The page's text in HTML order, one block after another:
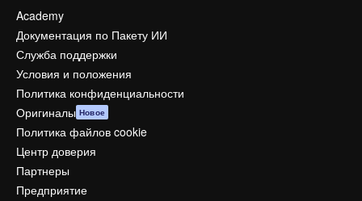
Academy
Документация по Пакету ИИ
Служба поддержки
Условия и положения
Политика конфиденциальности
Оригиналы Новое
Политика файлов cookie
Центр доверия
Партнеры
Предприятие